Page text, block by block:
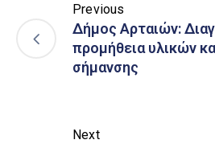
Previous
Δήμος Αρταιών:
προμήθεια υλικών
σήμανσης
Next